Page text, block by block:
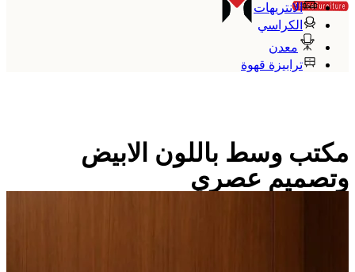
الانتريهات
الكراسي
معدن
ترابيزة قهوة
مكتب وسط باللون الابيض
وتصميم عصري